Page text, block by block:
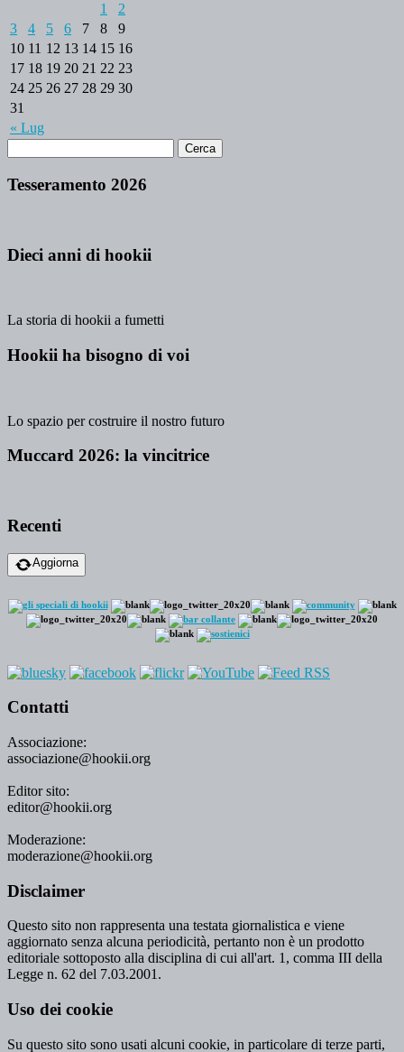
« Lug
1
2
3
4 5 6 7 8
9
10 11 12 13 14 15 16
17 18 19 20 21 22 23
24 25 26 27 28 29 30
31
Tesseramento 2026
Dieci anni di hookii
La storia di hookii a fumetti
Hookii ha bisogno di voi
Lo spazio per costruire il nostro futuro
Muccard 2026: la vincitrice
Recenti
Aggiorna
Contatti
Associazione:
associazione@hookii.org
Editor sito:
editor@hookii.org
Moderazione:
moderazione@hookii.org
Disclaimer
Questo sito non rappresenta una testata giornalistica e viene
aggiornato senza alcuna periodicità, pertanto non è un prodotto
editoriale sottoposto alla disciplina di cui all'art. 1, comma III della
Legge n. 62 del 7.03.2001.
Uso dei cookie
Su questo sito sono usati alcuni cookie, in particolare di terze parti,